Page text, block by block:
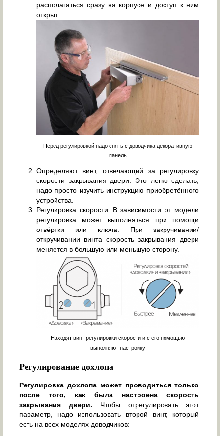
располагаться сразу на корпусе и доступ к ним
открыт.
Перед регулировкой надо снять с доводчика декоративную
панель
Определяют винт, отвечающий за регулировку
скорости закрывания двери. Это легко сделать,
надо просто изучить инструкцию приобретённого
устройства.
Регулировка скорости. В зависимости от модели
регулировка может выполняться при помощи
отвёртки или ключа. При закручивании/
откручивании винта скорость закрывания двери
меняется в большую или меньшую сторону.
Находят винт регулировки скорости и с его помощью
выполняют настройку
Регулирование дохлопа
Регулировка дохлопа может проводиться только
после того, как была настроена скорость
закрывания двери. Чтобы отрегулировать этот
параметр, надо использовать второй винт, который
есть на всех моделях доводчиков: